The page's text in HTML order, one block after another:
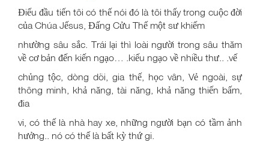
Điếu đầu tiến tôi có thế nói đó là tôi thấy trong cuộc đời
của Chúa Jếsus, Đấng Cửu Thế một sư khiếm
nhường sâu sắc. Trái lại thì loài người trong sâu thăm
về cơ bản đến kiến ngạo… .kiếu ngạo về nhiều thư.. .vế
chủng tộc, dòng dõi, gia thế, học vân, Vẻ ngoài, sự
thông minh, khả năng, tài năng, khả năng thiến bấm,
đia
vi, có thế là nhà hay xe, những người bạn có tầm ảnh
hưởng.. nó có thế là bất kỳ thứ gi.